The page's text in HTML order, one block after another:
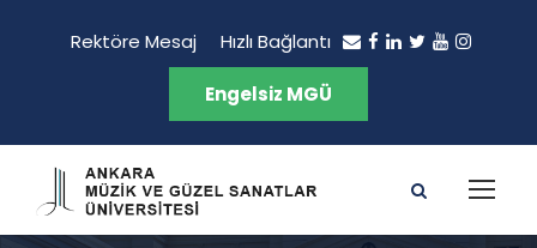
Rektöre Mesaj Hızlı Bağlantı
Engelsiz MGÜ